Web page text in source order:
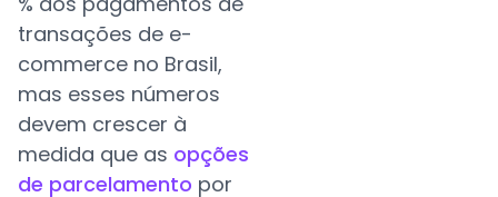
transações de e-
commerce no Brasil,
mas esses números
devem crescer à
medida que as opções
de parcelamento por